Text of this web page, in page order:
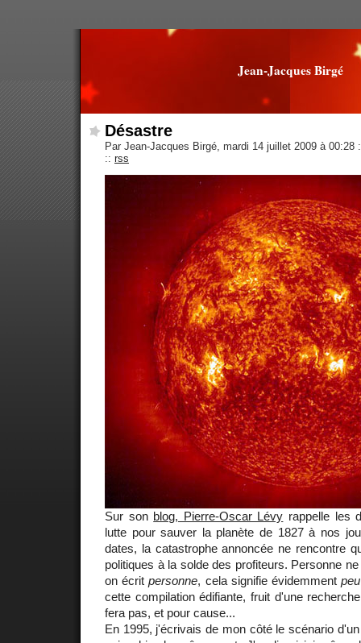
Jean-Jacques Birgé
Désastre
Par Jean-Jacques Birgé, mardi 14 juillet 2009 à 00:28
:: rss
Sur son blog, Pierre-Oscar Lévy rappelle les
lutte pour sauver la planète de 1827 à nos
dates, la catastrophe annoncée ne rencontre
politiques à la solde des profiteurs. Personne
on écritpersonne, cela signifie évidemment
cette compilation édifiante, fruit d'une
fera pas, et pour cause...
En 1995, j'écrivais de mon côté le scénario